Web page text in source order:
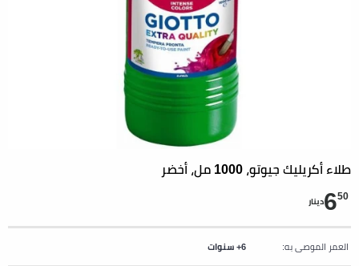
طلاء أكريليك جيوتو، 1000 مل، أخضر
650 دينار
العمر الموصى به: 6+ سنوات